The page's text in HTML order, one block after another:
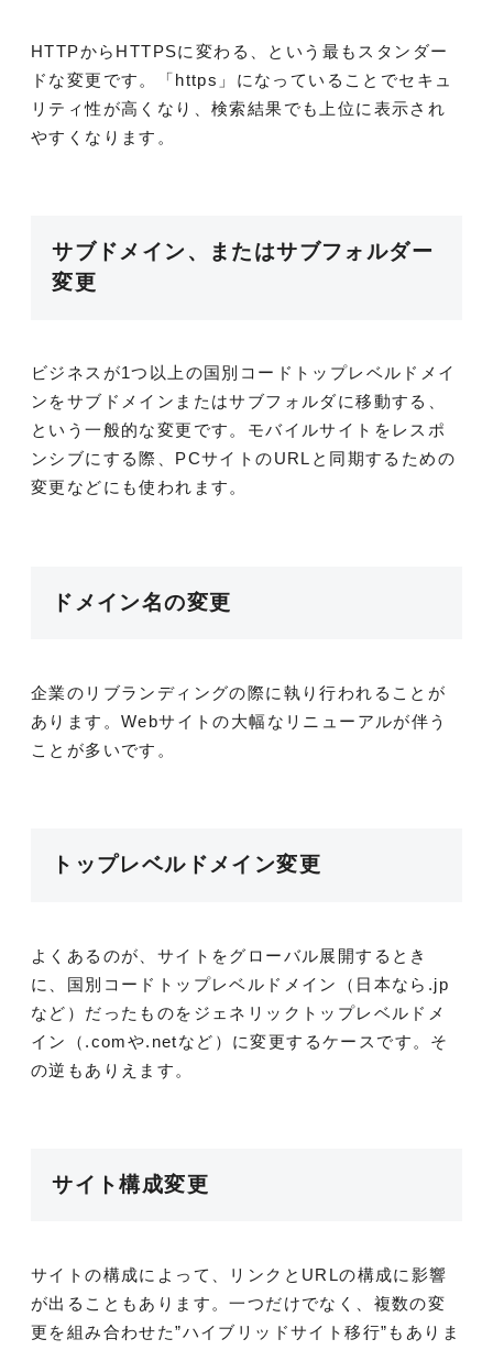
HTTPからHTTPSに変わる、という最もスタンダー
ドな変更です。「https」になっていることでセキュ
リティ性が高くなり、検索結果でも上位に表示され
やすくなります。
サブドメイン、またはサブフォルダー
変更
ビジネスが1つ以上の国別コードトップレベルドメイ
ンをサブドメインまたはサブフォルダに移動する、
という一般的な変更です。モバイルサイトをレスポ
ンシブにする際、PCサイトのURLと同期するための
変更などにも使われます。
ドメイン名の変更
企業のリブランディングの際に執り行われることが
あります。Webサイトの大幅なリニューアルが伴う
ことが多いです。
トップレベルドメイン変更
よくあるのが、サイトをグローバル展開するとき
に、国別コードトップレベルドメイン（日本なら.jp
など）だったものをジェネリックトップレベルドメ
イン（.comや.netなど）に変更するケースです。そ
の逆もありえます。
サイト構成変更
サイトの構成によって、リンクとURLの構成に影響
が出ることもあります。一つだけでなく、複数の変
更を組み合わせた”ハイブリッドサイト移行”もありま